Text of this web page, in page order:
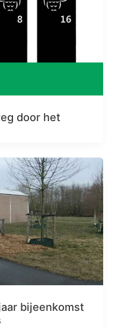
door het
bijeenkomst